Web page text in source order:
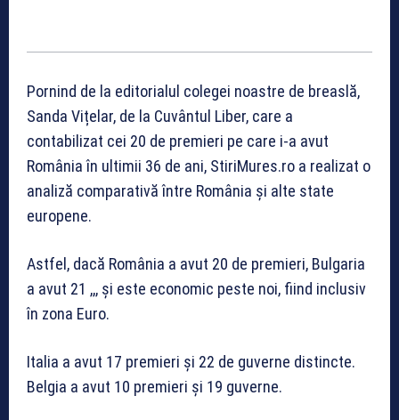
Pornind de la editorialul colegei noastre de breaslă,
Sanda Vițelar, de la Cuvântul Liber, care a
contabilizat cei 20 de premieri pe care i-a avut
România în ultimii 36 de ani, StiriMures.ro a realizat o
analiză comparativă între România și alte state
europene.
Astfel, dacă România a avut 20 de premieri, Bulgaria
a avut 21 ,,, și este economic peste noi, fiind inclusiv
în zona Euro.
Italia a avut 17 premieri și 22 de guverne distincte.
Belgia a avut 10 premieri și 19 guverne.